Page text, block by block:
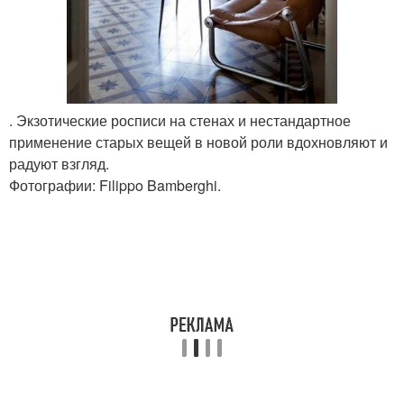
. Экзотические росписи на стенах и нестандартное
применение старых вещей в новой роли вдохновляют и
радуют взгляд.
Фотографии: Filippo Bamberghi.